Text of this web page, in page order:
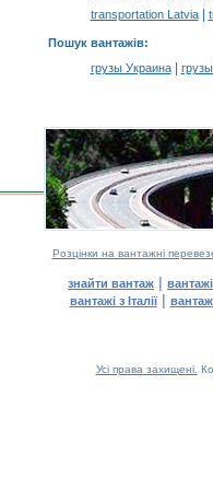
transportation Latvia|
Пошук вантажів:
грузы Украина|
Розцінки на вантажні
знайти вантаж |
вантажі з Італії|
Усі права захищені.